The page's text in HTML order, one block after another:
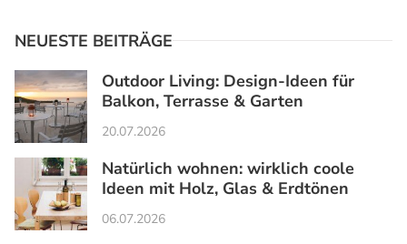
NEUESTE BEITRÄGE
Outdoor Living: Design-Ideen für
Balkon, Terrasse & Garten
20.07.2026
Natürlich wohnen: wirklich coole
Ideen mit Holz, Glas & Erdtönen
06.07.2026